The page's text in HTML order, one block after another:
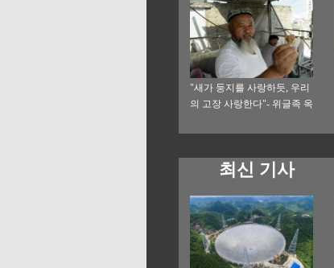
"새가 둥지를 사랑하듯, 우리
의 고장 사랑한다"- 위글족 옥
만리
최신 기사